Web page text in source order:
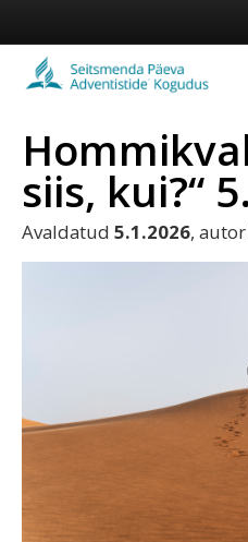
Koduleht
Vaata veel
siis, kui?“
Avaldatud 5.1.2026, autor